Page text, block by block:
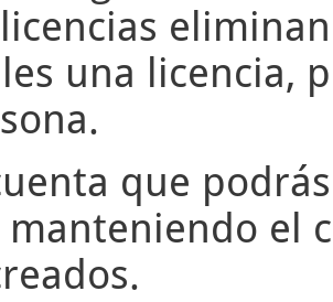
una licencia,
que
manteniendo el